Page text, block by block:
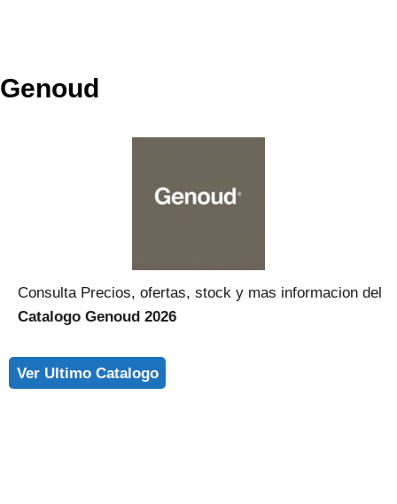
Genoud
Consulta Precios, ofertas, stock y mas informacion del
Catalogo Genoud 2026
Ver Ultimo Catalogo